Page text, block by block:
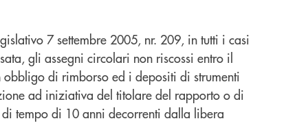
7 settembre 2005, nr. 209, in tutti i casi
gli assegni circolari non riscossi entro il
obbligo di rimborso ed i depositi di strumenti
ad iniziativa del titolare del rapporto o di
tempo di 10 anni decorrenti dalla libera